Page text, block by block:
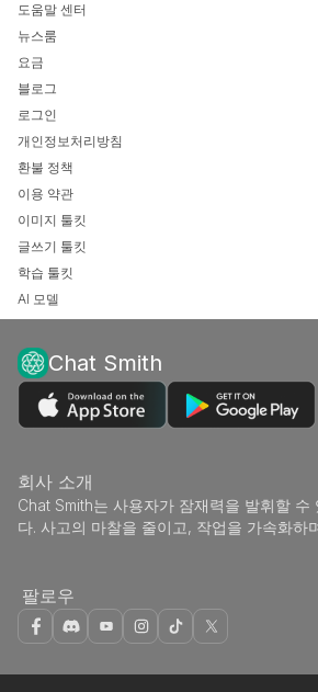
도움말 센터
뉴스룸
요금
블로그
로그인
개인정보처리방침
환불 정책
이용 약관
이미지 툴킷
글쓰기 툴킷
학습 툴킷
AI 모델
Chat Smith
회사 소개
Chat Smith는 사용자가 잠재력을 발휘할 수
다. 사고의 마찰을 줄이고, 작업을 가속화하
팔로우